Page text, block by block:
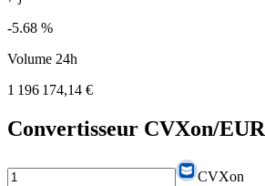
-5.68 %
Volume 24h
1 196 174,14 €
Convertisseur CVXon/EUR
CVXon